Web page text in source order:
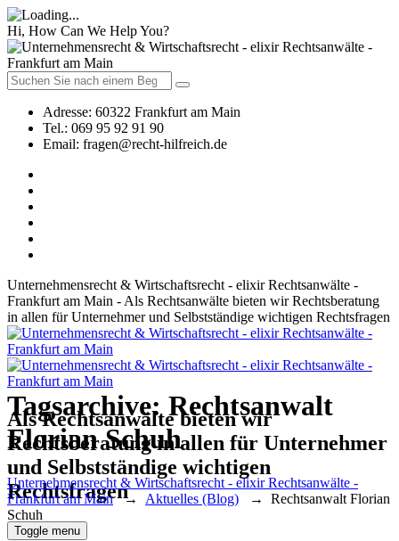
Hi, How Can We Help You?
Adresse: 60322 Frankfurt am Main
Tel.: 069 95 92 91 90
Email: fragen@recht-hilfreich.de
Unternehmensrecht & Wirtschaftsrecht - elixir Rechtsanwälte -
Frankfurt am Main - Als Rechtsanwälte bieten wir Rechtsberatung
in allen für Unternehmer und Selbstständige wichtigen Rechtsfragen
Als Rechtsanwälte bieten wir
Rechtsberatung in allen für Unternehmer
und Selbstständige wichtigen
Rechtsfragen
Toggle menu
Tagsarchive:Rechtsanwalt
Florian Schuh
Unternehmensrecht & Wirtschaftsrecht - elixir Rechtsanwälte -
Frankfurt am Main → Aktuelles (Blog) → Rechtsanwalt Florian
Schuh